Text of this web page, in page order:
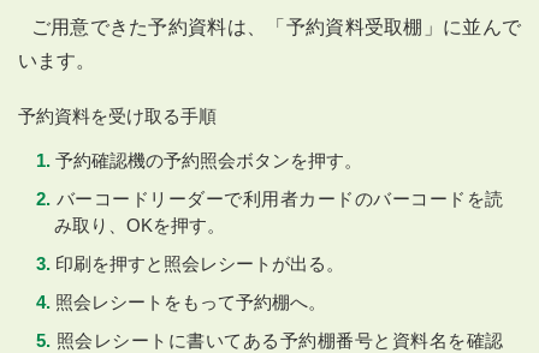
ご用意できた予約資料は、「予約資料受取棚」に並んで
います。
予約資料を受け取る手順
予約確認機の予約照会ボタンを押す。
バーコードリーダーで利用者カードのバーコードを読
み取り、OKを押す。
印刷を押すと照会レシートが出る。
照会レシートをもって予約棚へ。
照会レシートに書いてある予約棚番号と資料名を確認